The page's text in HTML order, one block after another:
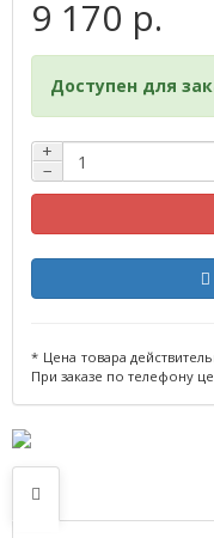
9 170 р.
Доступен для
+
−
* Цена товара
При заказе по телефону